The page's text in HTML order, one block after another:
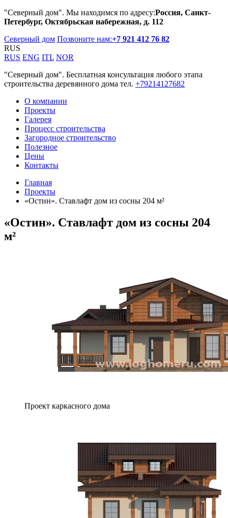
"Северный дом". Мы находимся по адресу:Россия, Санкт-
Петербург, Октябрьская набережная, д. 112
Северный дом Позвоните нам:+7 921 412 76 82
RUS
RUS ENG ITL NOR
"Северный дом". Бесплатная консультация любого этапа
строительства деревянного дома тел. +79214127682
О компании
Проекты
Галерея
Процесс строительства
Загородное строительство
Полезное
Цены
Контакты
Главная
Проекты
«Остин». Ставлафт дом из сосны 204 м²
«Остин». Ставлафт дом из сосны 204
м²
Проект каркасного дома